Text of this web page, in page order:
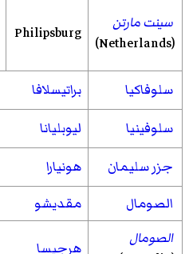
سينت مارتن
(Netherlands)
Philipsburg
سلوفاكيا براتيسلافا
سلوفينيا
ليوبليانا
جزر سليمان
هونيارا
الصومال
مقديشو
الصومال
هرجيسا